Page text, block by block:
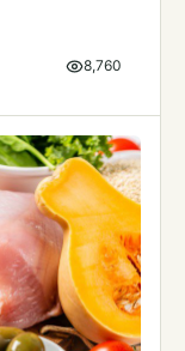
8,760